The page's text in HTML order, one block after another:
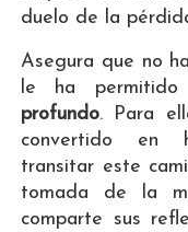
duelo de la
Asegura que no
le ha permitido
profundo. Para
convertido en
transitar este
tomada de la
comparte sus